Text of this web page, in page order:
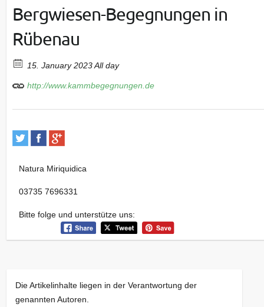
Bergwiesen-Begegnungen in
Rübenau
15. January 2023 All day
http://www.kammbegegnungen.de
Natura Miriquidica
03735 7696331
Bitte folge und unterstütze uns:
Die Artikelinhalte liegen in der Verantwortung der
genannten Autoren.